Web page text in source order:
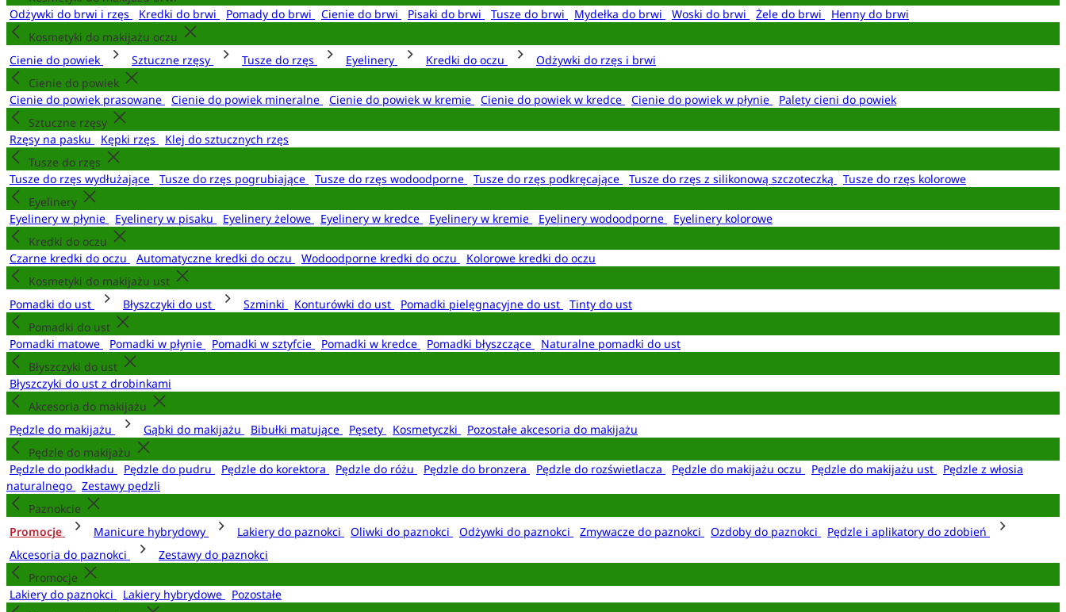
Odżywki do brwi i rzęs
Kredki do brwi Pomady do brwi Cienie do brwi Pisaki do brwi Tusze do brwi Mydełka do brwi Woski do brwi Żele do brwi
Henny do brwi
Kosmetyki do makijażu oczu
Cienie do powiek
Sztuczne rzęsy Tusze do rzęs Eyelinery Kredki do oczu
Odżywki do rzęs i brwi
Cienie do powiek
Cienie do powiek prasowane
Cienie do powiek mineralne Cienie do powiek w kremie Cienie do powiek w kredce Cienie do powiek w płynie
Palety cieni do powiek
Sztuczne rzęsy
Rzęsy na pasku
Kępki rzęs
Klej do sztucznych rzęs
Tusze do rzęs
Tusze do rzęs wydłużające
Tusze do rzęs pogrubiające Tusze do rzęs wodoodporne Tusze do rzęs podkręcające Tusze do rzęs z silikonową szczoteczką
Tusze do rzęs kolorowe
Eyelinery
Eyelinery w płynie
Eyelinery w pisaku Eyelinery żelowe Eyelinery w kredce Eyelinery w kremie Eyelinery wodoodporne
Eyelinery kolorowe
Kredki do oczu
Czarne kredki do oczu
Automatyczne kredki do oczu Wodoodporne kredki do oczu
Kolorowe kredki do oczu
Kosmetyki do makijażu ust
Pomadki do ust
Błyszczyki do ust Szminki Konturówki do ust Pomadki pielęgnacyjne do ust
Tinty do ust
Pomadki do ust
Pomadki matowe
Pomadki w płynie Pomadki w sztyfcie Pomadki w kredce Pomadki błyszczące
Naturalne pomadki do ust
Błyszczyki do ust
Błyszczyki do ust z drobinkami
Akcesoria do makijażu
Pędzle do makijażu
Gąbki do makijażu Bibułki matujące Pęsety Kosmetyczki
Pozostałe akcesoria do makijażu
Pędzle do makijażu
Pędzle do podkładu
Pędzle do pudru Pędzle do korektora Pędzle do różu Pędzle do bronzera Pędzle do rozświetlacza Pędzle do makijażu oczu Pędzle do makijażu ust
Pędzle z włosia
naturalnego
Zestawy pędzli
Paznokcie
Promocje
Manicure hybrydowy Lakiery do paznokci Oliwki do paznokci Odżywki do paznokci Zmywacze do paznokci Ozdoby do paznokci
Pędzle i aplikatory do zdobień
Akcesoria do paznokci
Zestawy do paznokci
Promocje
Lakiery do paznokci
Lakiery hybrydowe
Pozostałe